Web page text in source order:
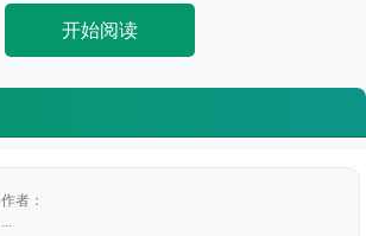
开始阅读
作者：